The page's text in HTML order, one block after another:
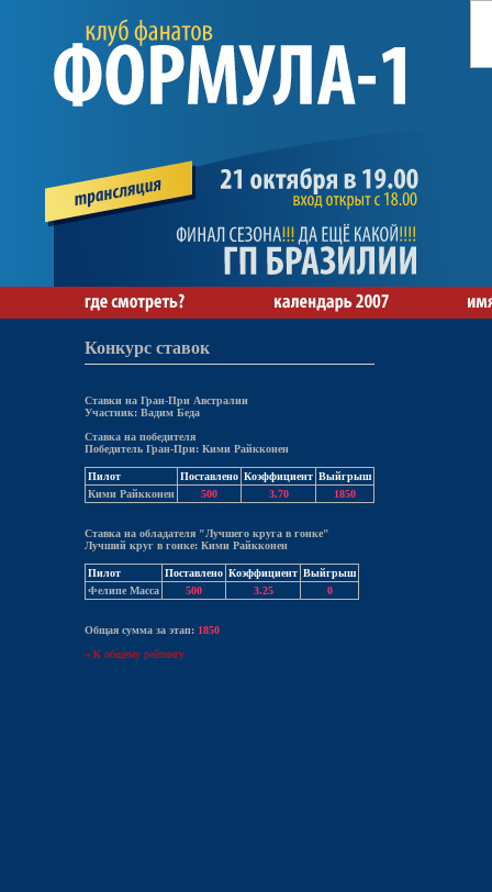
Конкурс ставок
Ставки на Гран-При Австралии
Участник: Вадим Беда
Ставка на победителя
Победитель Гран-При: Кими Райкконен
Пилот Поставлено Коэффициент Выйгрыш
Кими Райкконен
500 3.70 1850
Ставка на обладателя "Лучшего круга в гонке"
Лучший круг в гонке: Кими Райкконен
Пилот Поставлено Коэффициент Выйгрыш
Фелипе Масса
500 3.25 0
Общая сумма за этап: 1850
« К общему рейтингу